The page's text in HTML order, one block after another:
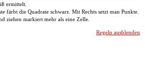
ermittelt.
färbt die Quadrate schwarz. Mit Rechts setzt man Punkte.
ziehen markiert mehr als eine Zelle.
Regeln ausblenden